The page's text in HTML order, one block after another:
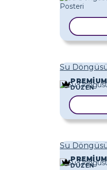
Su
PREMIUM
DÜZEN
Su
PREMIUM
DÜZEN